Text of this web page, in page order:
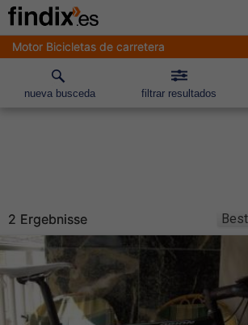
Motor Bicicletas de carretera
nueva busceda filtrar resultados
2 Ergebnisse